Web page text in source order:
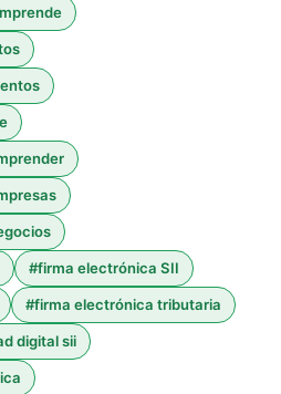
#firma electrónica SII
#firma electrónica tributaria
digital sii